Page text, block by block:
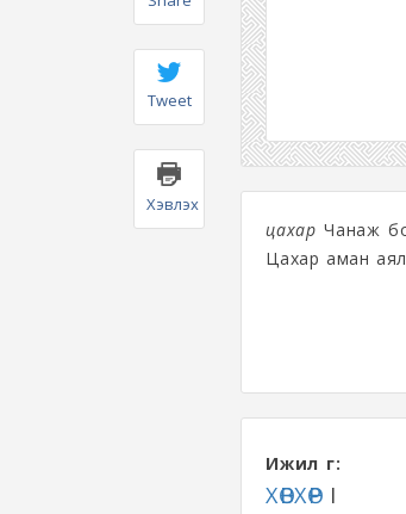
Tweet
Хэвлэх
цахарЧанаж
Цахар аман
Ижил үг:
ХӨВХӨРI